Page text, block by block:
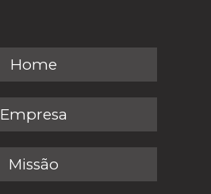
Home
Empresa
Missão